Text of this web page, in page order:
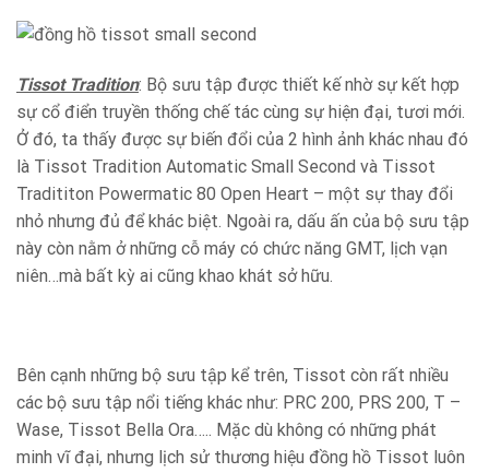
Tissot Tradition: Bộ sưu tập được thiết kế nhờ sự kết hợp
sự cổ điển truyền thống chế tác cùng sự hiện đại, tươi mới.
Ở đó, ta thấy được sự biến đổi của 2 hình ảnh khác nhau đó
là Tissot Tradition Automatic Small Second và Tissot
Tradititon Powermatic 80 Open Heart – một sự thay đổi
nhỏ nhưng đủ để khác biệt. Ngoài ra, dấu ấn của bộ sưu tập
này còn nằm ở những cỗ máy có chức năng GMT, lịch vạn
niên…mà bất kỳ ai cũng khao khát sở hữu.
Bên cạnh những bộ sưu tập kể trên, Tissot còn rất nhiều
các bộ sưu tập nổi tiếng khác như: PRC 200, PRS 200, T –
Wase, Tissot Bella Ora….. Mặc dù không có những phát
minh vĩ đại, nhưng lịch sử thương hiệu đồng hồ Tissot luôn